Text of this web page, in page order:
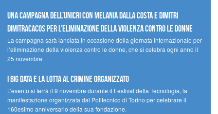
Una campagna dell’UNICRI con Melania Dalla Costa e Dimitri
Dimitracacos per l’eliminazione della violenza contro le donne
La campagna sarà lanciata in occasione della giornata internazionale per
l’eliminazione della violenza contro le donne, che si celebra ogni anno il
25 novembre
I Big Data e la lotta al crimine organizzato
L’evento si terrà il 9 novembre durante il Festival della Tecnologia, la
manifestazione organizzata dal Politecnico di Torino per celebrare il
160esimo anniversario della sua fondazione.